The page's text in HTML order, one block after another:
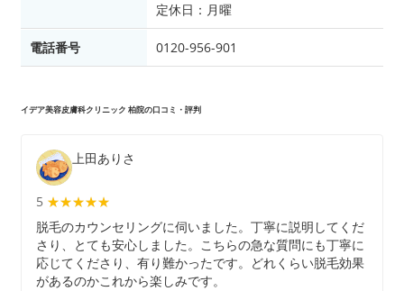
定休日：月曜
電話番号 0120-956-901
イデア美容皮膚科クリニック 柏院の口コミ・評判
上田ありさ
5 ★★★★★
★★★★★
脱毛のカウンセリングに伺いました。丁寧に説明してくだ
さり、とても安心しました。こちらの急な質問にも丁寧に
応じてくださり、有り難かったです。どれくらい脱毛効果
があるのかこれから楽しみです。